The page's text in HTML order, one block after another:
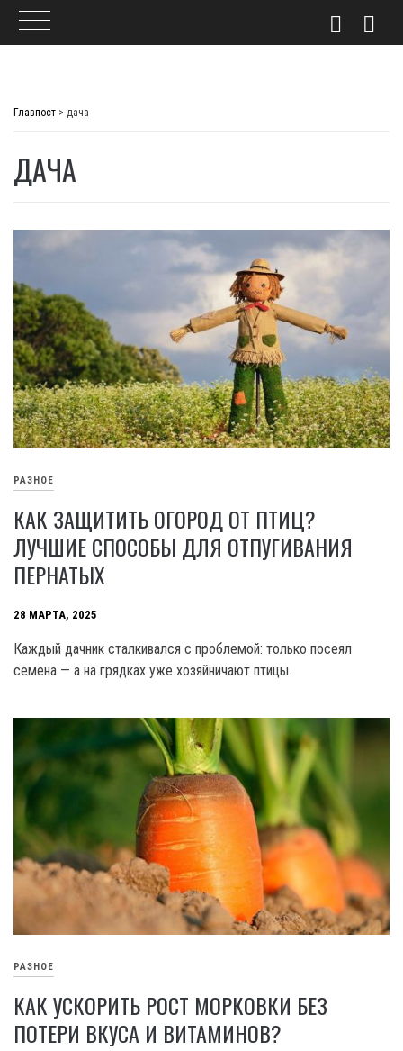
Главпост > дача
ДАЧА
РАЗНОЕ
КАК ЗАЩИТИТЬ ОГОРОД ОТ ПТИЦ?
ЛУЧШИЕ СПОСОБЫ ДЛЯ ОТПУГИВАНИЯ
ПЕРНАТЫХ
28 МАРТА, 2025
Каждый дачник сталкивался с проблемой: только посеял
семена — а на грядках уже хозяйничают птицы.
РАЗНОЕ
КАК УСКОРИТЬ РОСТ МОРКОВКИ БЕЗ
ПОТЕРИ ВКУСА И ВИТАМИНОВ?